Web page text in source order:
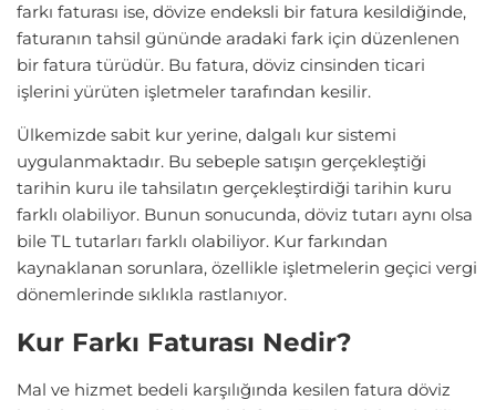
farkı faturası ise, dövize endeksli bir fatura kesildiğinde,
faturanın tahsil gününde aradaki fark için düzenlenen
bir fatura türüdür. Bu fatura, döviz cinsinden ticari
işlerini yürüten işletmeler tarafından kesilir.
Ülkemizde sabit kur yerine, dalgalı kur sistemi
uygulanmaktadır. Bu sebeple satışın gerçekleştiği
tarihin kuru ile tahsilatın gerçekleştirdiği tarihin kuru
farklı olabiliyor. Bunun sonucunda, döviz tutarı aynı olsa
bile TL tutarları farklı olabiliyor. Kur farkından
kaynaklanan sorunlara, özellikle işletmelerin geçici vergi
dönemlerinde sıklıkla rastlanıyor.
Kur Farkı Faturası Nedir?
Mal ve hizmet bedeli karşılığında kesilen fatura döviz